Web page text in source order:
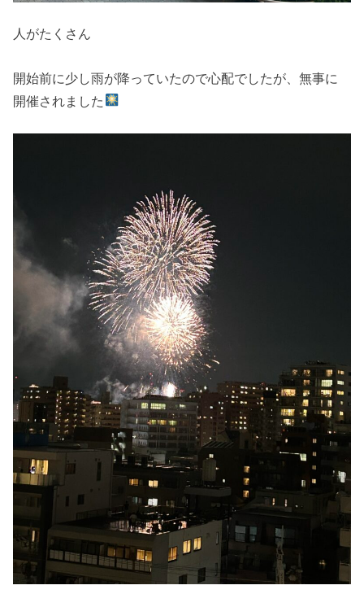
人がたくさん
開始前に少し雨が降っていたので心配でしたが、無事に
開催されました